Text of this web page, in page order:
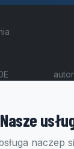
Nasze
naczep